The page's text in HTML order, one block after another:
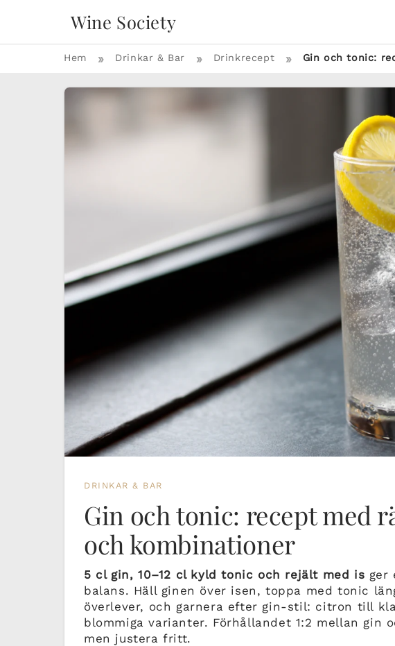
Wine Society
Hem » Drinkar & Bar » Drinkrecept » Gin och tonic:
DRINKAR & BAR
Gin och tonic: recept med
och kombinationer
5 cl gin, 10–12 cl kyld tonic och rejält med is ger
balans. Häll ginen över isen, toppa med tonic
överlever, och garnera efter gin-stil: citron till
blommiga varianter. Förhållandet 1:2 mellan gin
men justera fritt.